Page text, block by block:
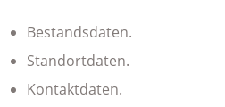
Bestandsdaten.
Standortdaten.
Kontaktdaten.